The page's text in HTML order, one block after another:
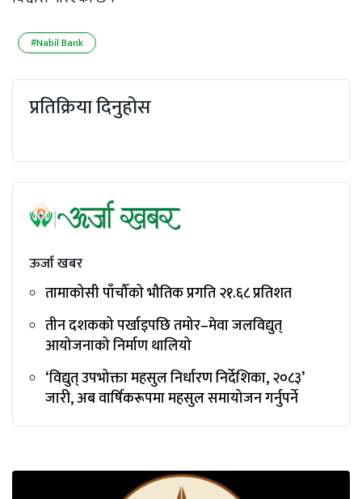
#Nabil Bank
प्रतिक्रिया दिनुहोस
ऊर्जा खबर
तामाकोसी पाँचौँको भौतिक प्रगति २१.६८ प्रतिशत
तीन दशकको पर्खाइपछि तमोर–मेवा जलविद्युत्
आयोजनाको निर्माण थालियो
‘विद्युत् उपभोक्ता महसुल निर्धारण निर्देशिका, २०८३’
जारी, अब वार्षिकरूपमा महसुल समायोजन गर्नुपर्ने